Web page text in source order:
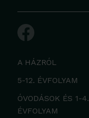
A HÁZRÓL
5-12. ÉVFOLYAM
ÓVODÁSOK ÉS 1-4.
ÉVFOLYAM